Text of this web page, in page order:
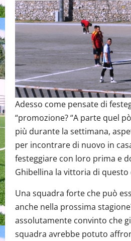
Adesso come pensate di
“promozione? “A parte quel
più durante la settimana,
per incontrare di nuovo in
festeggiare con loro prima e
Ghibellina la vittoria di questo
Una squadra forte che può
anche nella prossima
assolutamente convinto che
squadra avrebbe potuto